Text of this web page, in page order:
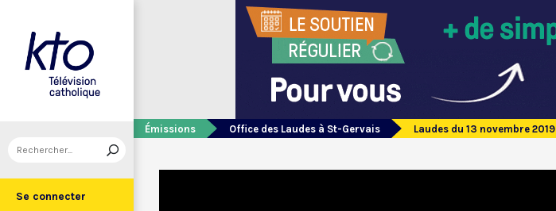
Se connecter
Émissions Office des Laudes à St-Gervais Laudes du 13 novembre 2019